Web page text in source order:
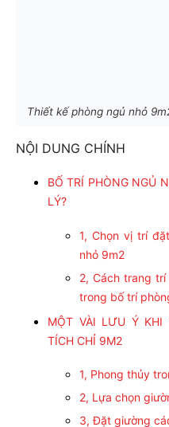
Thiết kế phòng ngủ nhỏ
NỘI DUNG CHÍNH
BỐ TRÍ PHÒNG NGỦ
LÝ?
1, Chọn vị trí
nhỏ 9m2
2, Cách trang
trong bố trí
MỘT VÀI LƯU Ý KHI
TÍCH CHỈ 9M2
1, Phong thủy
2, Lựa chọn
3, Đặt giường